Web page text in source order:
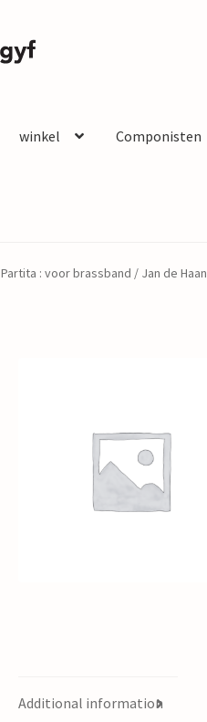
winkel Componisten
Partita : voor brassband / Jan de Haan
Additional information